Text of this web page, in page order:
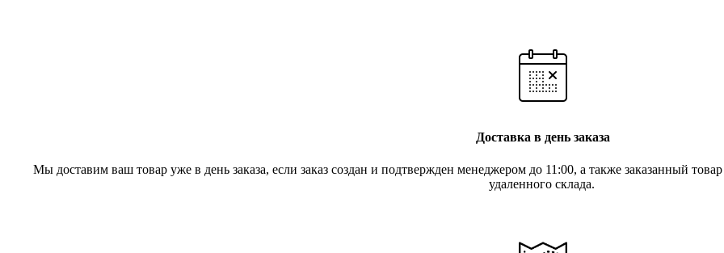
Доставка в день заказа
Мы доставим ваш товар уже в день заказа, если заказ создан и подтвержден менеджером до 11:00, а также заказанный
удаленного склада.